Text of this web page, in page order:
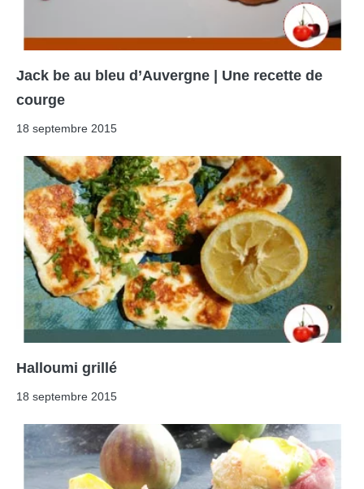
Jack be au bleu d’Auvergne | Une recette de
courge
18 septembre 2015
Halloumi grillé
18 septembre 2015